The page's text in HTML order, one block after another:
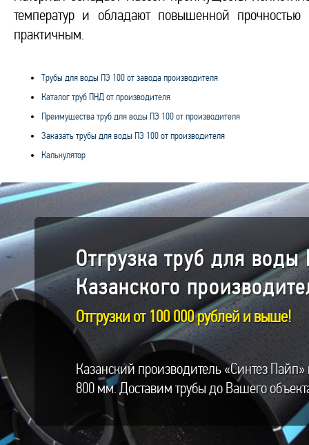
температур и обладают повышенной
практичным.
Трубы для воды ПЭ 100 от завода производителя
Каталог труб ПНД от производителя
Преимущества труб для воды ПЭ 100 от производителя
Заказать трубы для воды ПЭ 100 от производителя
Калькулятор
Отгрузка труб для
Казанского
Отгрузки от 100 000 рублей и выше!
Казанский производитель «Синтез
800 мм. Доставим трубы до Вашего